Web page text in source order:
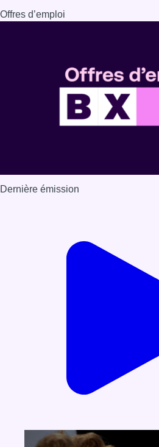
Offres d’emploi
Dernière émission